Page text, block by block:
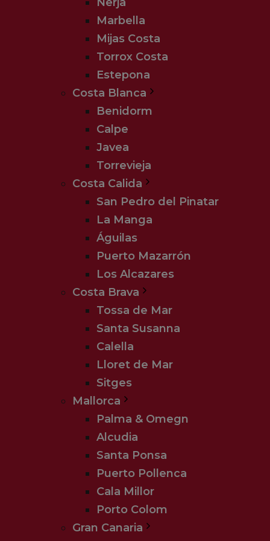
Marbella
Mijas Costa
Torrox Costa
Estepona
Costa Blanca
Benidorm
Calpe
Javea
Torrevieja
Costa Calida
San Pedro del Pinatar
La Manga
Águilas
Puerto Mazarrón
Los Alcazares
Costa Brava
Tossa de Mar
Santa Susanna
Calella
Lloret de Mar
Sitges
Mallorca
Palma & Omegn
Alcudia
Santa Ponsa
Puerto Pollenca
Cala Millor
Porto Colom
Gran Canaria